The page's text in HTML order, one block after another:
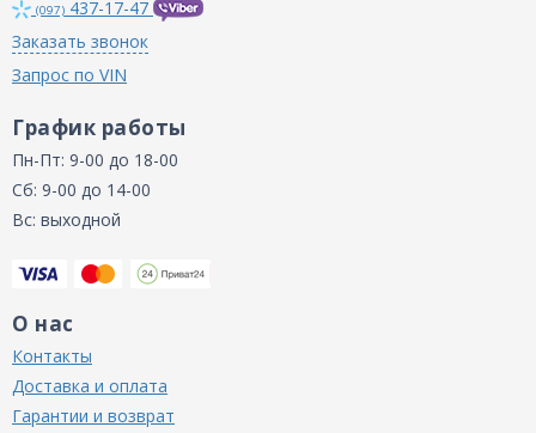
(097) 437-17-47
Заказать звонок
Запрос по VIN
График работы
Пн-Пт: 9-00 до 18-00
Сб: 9-00 до 14-00
Вс: выходной
О нас
Контакты
Доставка и оплата
Гарантии и возврат